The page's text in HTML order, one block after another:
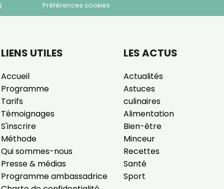
Préférences cookies
LIENS UTILES
Accueil
Programme
Tarifs
Témoignages
S'inscrire
Méthode
Qui sommes-nous
Presse & médias
Programme ambassadrice
LES ACTUS
Actualités
Astuces
culinaires
Alimentation
Bien-être
Minceur
Recettes
Santé
Sport